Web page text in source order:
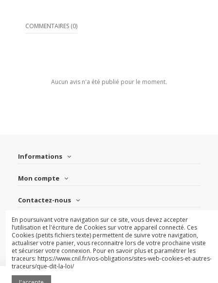
COMMENTAIRES (0)
Aucun avis n'a été publié pour le moment.
Informations
Mon compte
Contactez-nous
Suivez-nous
Newsletter
En poursuivant votre navigation sur ce site, vous devez accepter
l’utilisation et l'écriture de Cookies sur votre appareil connecté. Ces
Cookies (petits fichiers texte) permettent de suivre votre navigation,
actualiser votre panier, vous reconnaitre lors de votre prochaine visite
et sécuriser votre connexion. Pour en savoir plus et paramétrer les
traceurs: https://www.cnil.fr/vos-obligations/sites-web-cookies-et-autres-
traceurs/que-dit-la-loi/